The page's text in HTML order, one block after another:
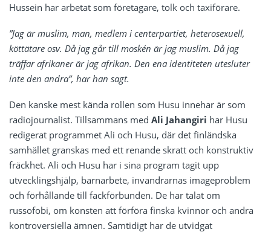
Hussein har arbetat som företagare, tolk och taxiförare.
”Jag är muslim, man, medlem i centerpartiet, heterosexuell,
köttätare osv. Då jag går till moskén är jag muslim. Då jag
träffar afrikaner är jag afrikan. Den ena identiteten utesluter
inte den andra”, har han sagt.
Den kanske mest kända rollen som Husu innehar är som
radiojournalist. Tillsammans med Ali Jahangiri har Husu
redigerat programmet Ali och Husu, där det finländska
samhället granskas med ett renande skratt och konstruktiv
fräckhet. Ali och Husu har i sina program tagit upp
utvecklingshjälp, barnarbete, invandrarnas imageproblem
och förhållande till fackförbunden. De har talat om
russofobi, om konsten att förföra finska kvinnor och andra
kontroversiella ämnen. Samtidigt har de utvidgat